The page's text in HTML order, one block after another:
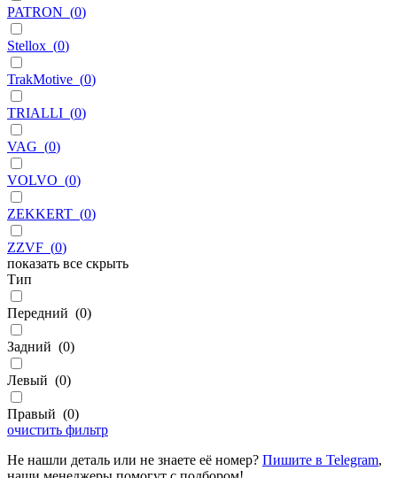
PATRON (0)
Stellox (0)
TrakMotive (0)
TRIALLI (0)
VAG (0)
VOLVO (0)
ZEKKERT (0)
ZZVF (0)
показать все скрыть
Тип
Передний (0)
Задний (0)
Левый (0)
Правый (0)
очистить фильтр
Не нашли деталь или не знаете её номер? Пишите в Telegram,